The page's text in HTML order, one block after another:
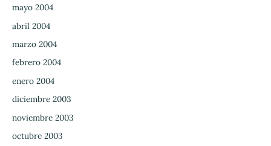
mayo 2004
abril 2004
marzo 2004
febrero 2004
enero 2004
diciembre 2003
noviembre 2003
octubre 2003